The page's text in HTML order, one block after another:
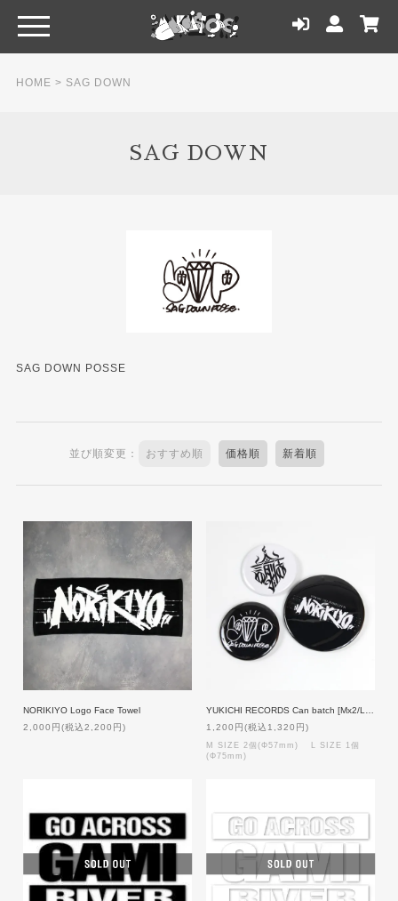
HOME > SAG DOWN
SAG DOWN
SAG DOWN POSSE
並び順変更： おすすめ順 価格順 新着順
NORIKIYO Logo Face Towel
2,000円(税込2,200円)
1,200円(税込1,320円)
M SIZE 2個(Φ57mm) L SIZE 1個
(Φ75mm)